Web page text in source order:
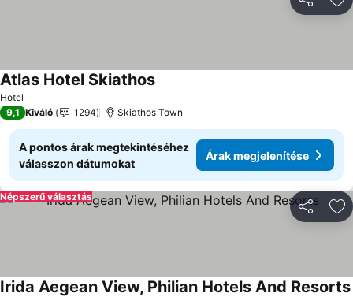
Hotel
Atlas Hotel Skiathos
9,1 Kiváló 1294 Skiathos Town
A pontos árak megtekintéséhez
válasszon dátumokat
Árak megjelenítése
Népszerű választás
Irida Aegean View, Philian Hotels And Resorts